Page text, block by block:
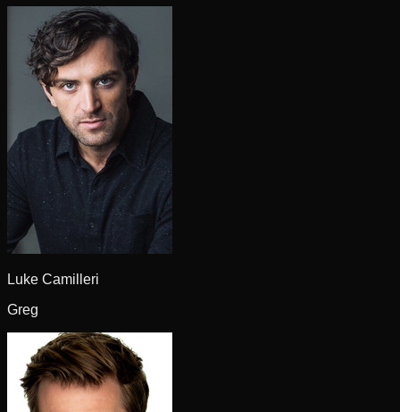
Luke Camilleri
Greg